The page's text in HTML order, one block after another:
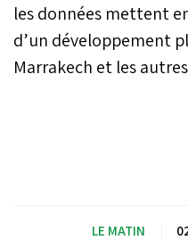
les données mettent
d’un développement
Marrakech et les
LE MATIN